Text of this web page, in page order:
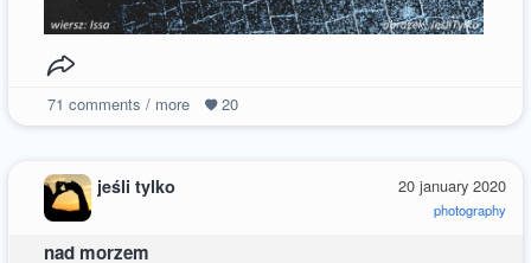
71 comments / more 20
20 january 2020
photography
jeśli tylko
nad morzem